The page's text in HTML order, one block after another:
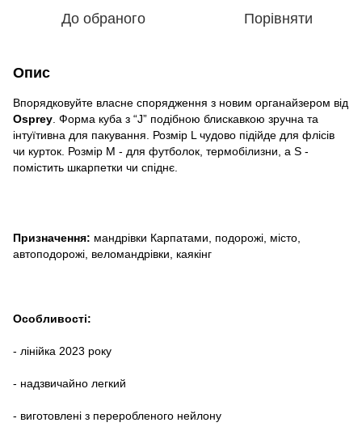
До обраного Порівняти
Опис
Впорядковуйте власне спорядження з новим органайзером від
Osprey . Форма куба з “J” подібною блискавкою зручна та
інтуїтивна для пакування. Розмір L чудово підійде для флісів
чи курток. Розмір M - для футболок, термобілизни, а S -
помістить шкарпетки чи спіднє.
Призначення: мандрівки Карпатами, подорожі, місто,
автоподорожі, веломандрівки, каякінг
Особливості:
- лінійка 2023 року
- надзвичайно легкий
- виготовлені з переробленого нейлону